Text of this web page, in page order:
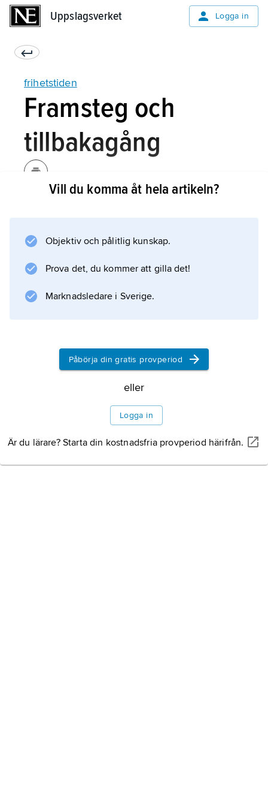
Uppslagsverket Logga in
frihetstiden
Framsteg och
tillbakagång
efter stora nordiska kriget. Jordbruk och
industri, konst och vetenskap utvecklades,
och befolkningen ökade.
Vill du komma åt hela artikeln?
Objektiv och pålitlig kunskap.
Prova det, du kommer att gilla det!
Marknadsledare i Sverige.
Påbörja din gratis provperiod
eller
Logga in
Är du lärare? Starta din kostnadsfria provperiod härifrån.